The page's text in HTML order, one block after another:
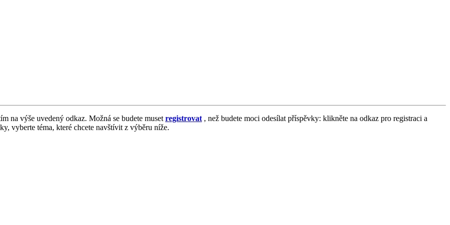
na výše uvedený odkaz. Možná se budete muset registrovat , než budete moci odesílat příspěvky: klikněte na odkaz pro registraci a
vyberte téma, které chcete navštívit z výběru níže.